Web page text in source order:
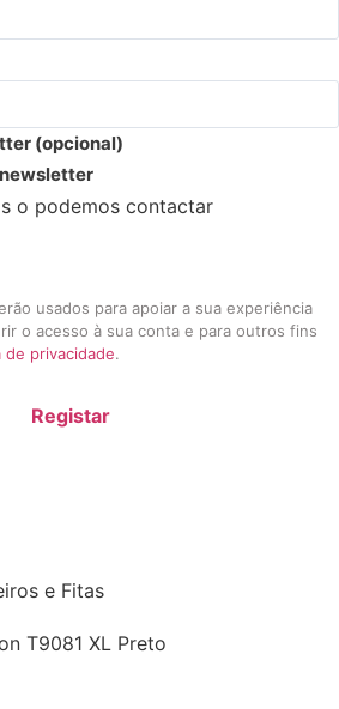
(opcional)
o podemos contactar
usados para apoiar a sua experiência
o acesso à sua conta e para outros fins
de privacidade.
Registar
e Fitas
T9081 XL Preto